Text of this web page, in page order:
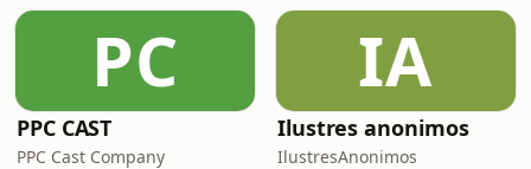
PC
PPC CAST
PPC Cast Company
IA
Ilustres anonimos
IlustresAnonimos